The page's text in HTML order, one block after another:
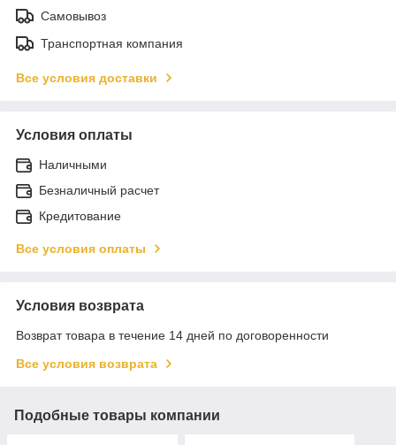
Самовывоз
Транспортная компания
Все условия доставки
Условия оплаты
Наличными
Безналичный расчет
Кредитование
Все условия оплаты
Условия возврата
Возврат товара в течение 14 дней по договоренности
Все условия возврата
Подобные товары компании